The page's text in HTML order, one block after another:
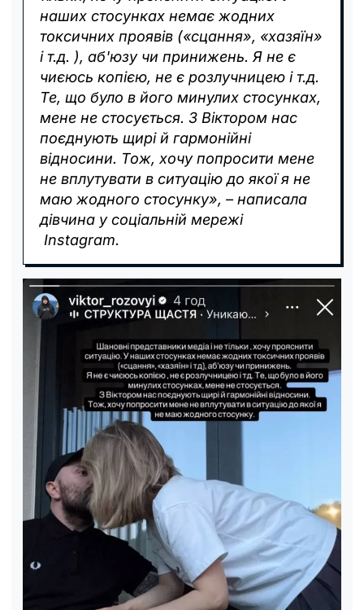
наших стосунках немає жодних
токсичних проявів («сцання», «хазяїн»
і т.д. ), аб'юзу чи принижень. Я не є
чиєюсь копією, не є розлучницею і т.д.
Те, що було в його минулих стосунках,
мене не стосується. З Віктором нас
поєднують щирі й гармонійні
відносини. Тож, хочу попросити мене
не вплутувати в ситуацію до якої я не
маю жодного стосунку», – написала
дівчина у соціальній мережі
Instagram.